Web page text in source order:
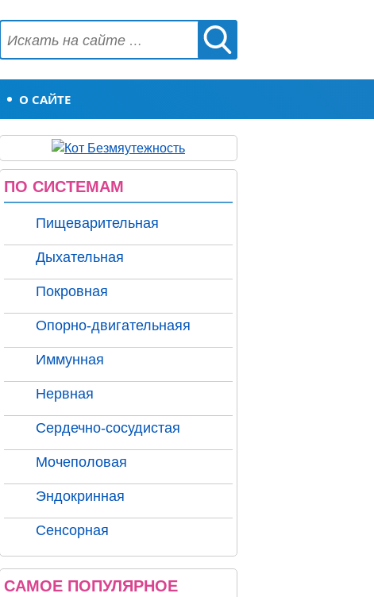
О САЙТЕ
ПО СИСТЕМАМ
Пищеварительная
Дыхательная
Покровная
Опорно-двигательнаяя
Иммунная
Нервная
Сердечно-сосудистая
Мочеполовая
Эндокринная
Сенсорная
САМОЕ ПОПУЛЯРНОЕ